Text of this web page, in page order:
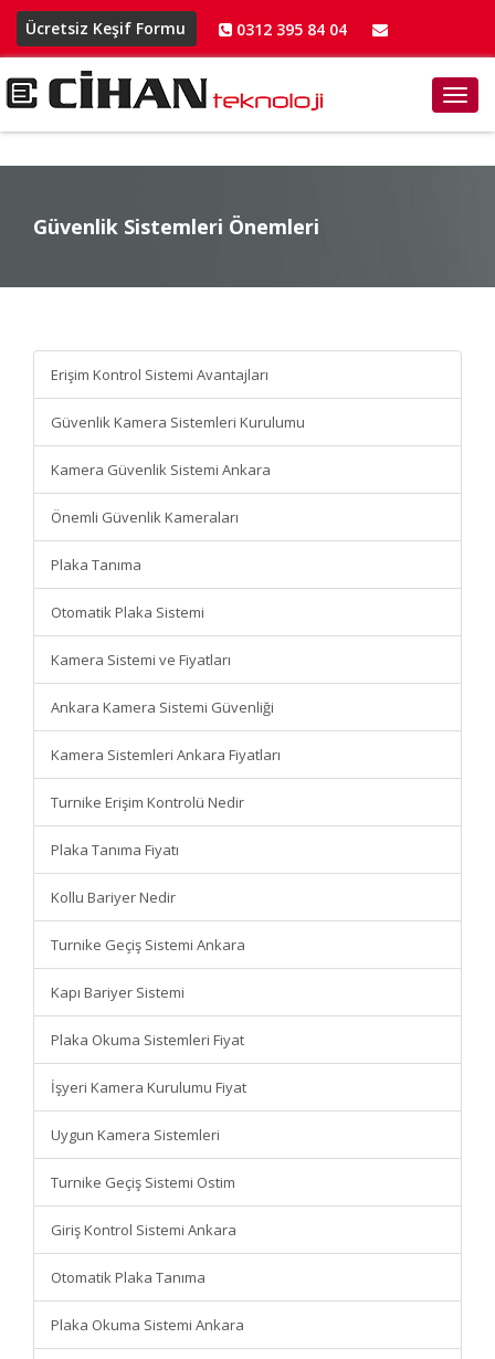
Ücretsiz Keşif Formu
0312 395 84 04
info@cihanteknoloji.net
Güvenlik Sistemleri Önemleri
Erişim Kontrol Sistemi Avantajları
Güvenlik Kamera Sistemleri Kurulumu
Kamera Güvenlik Sistemi Ankara
Önemli Güvenlik Kameraları
Plaka Tanıma
Otomatik Plaka Sistemi
Kamera Sistemi ve Fiyatları
Ankara Kamera Sistemi Güvenliği
Kamera Sistemleri Ankara Fiyatları
Turnike Erişim Kontrolü Nedir
Plaka Tanıma Fiyatı
Kollu Bariyer Nedir
Turnike Geçiş Sistemi Ankara
Kapı Bariyer Sistemi
Plaka Okuma Sistemleri Fiyat
İşyeri Kamera Kurulumu Fiyat
Uygun Kamera Sistemleri
Turnike Geçiş Sistemi Ostim
Giriş Kontrol Sistemi Ankara
Otomatik Plaka Tanıma
Plaka Okuma Sistemi Ankara